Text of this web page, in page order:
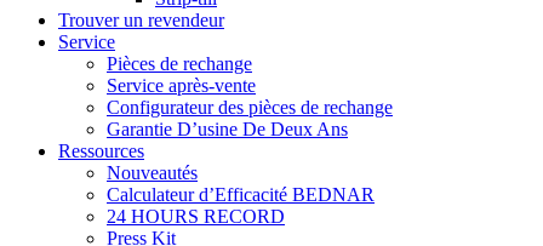
Trouver un revendeur
Service
Pièces de rechange
Service après-vente
Configurateur des pièces de rechange
Garantie D’usine De Deux Ans
Ressources
Nouveautés
Calculateur d’Efficacité BEDNAR
24 HOURS RECORD
Press Kit